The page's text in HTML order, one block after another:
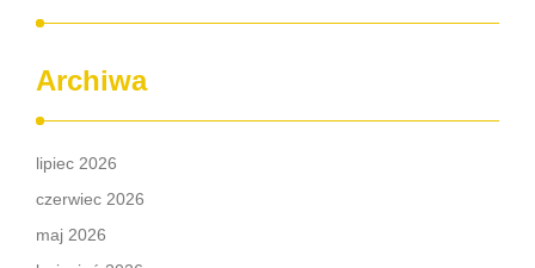
Archiwa
lipiec 2026
czerwiec 2026
maj 2026